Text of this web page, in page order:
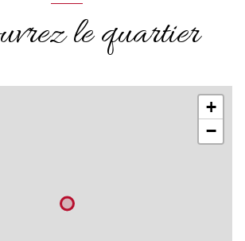
le quartier
+
−